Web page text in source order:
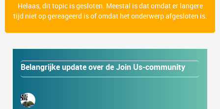
Helaas, dit topic is gesloten. Meestal is dat omdat er langere
tijd niet op gereageerd is of omdat het onderwerp afgesloten is.
Belangrijke update over de Join Us-community